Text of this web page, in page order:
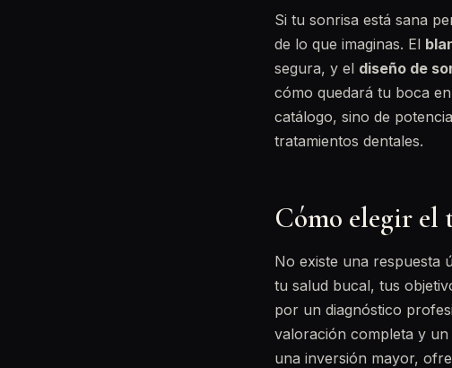
Si tu sonrisa está sana
de lo que imaginas. El
segura, y el diseño de
cómo quedará tu boca
catálogo, sino de
tratamientos dentales.
Cómo elegir
No existe una respuesta
tu salud bucal, tus
por un diagnóstico
valoración completa y un
una inversión mayor,